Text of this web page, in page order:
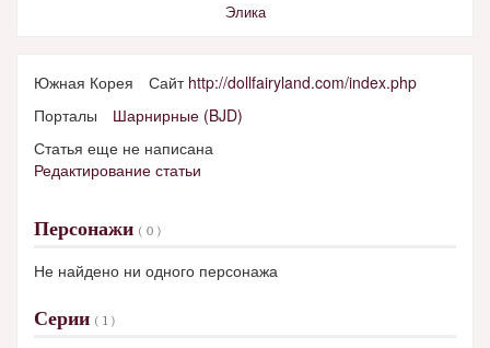
Элика
Южная Корея Сайт http://dollfairyland.com/index.php
Порталы
Шарнирные (BJD)
Статья еще не написана
Редактирование статьи
Персонажи ( 0 )
Не найдено ни одного персонажа
Серии ( 1 )